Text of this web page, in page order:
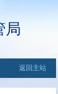
局
返回主站